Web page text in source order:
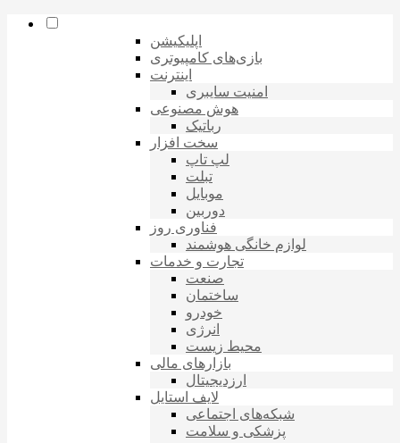
اپلیکیشن
بازی‌های کامپیوتری
اینترنت
امنیت سایبری
هوش مصنوعی
رباتیک
سخت افزار
لپ تاپ
تبلت
موبایل
دوربین
فناوری روز
لوازم خانگی هوشمند
تجارت و خدمات
صنعت
ساختمان
خودرو
انرژی
محیط زیست
بازارهای مالی
ارزدیجیتال
لایف استایل
شبکه‌های اجتماعی
پزشکی و سلامت